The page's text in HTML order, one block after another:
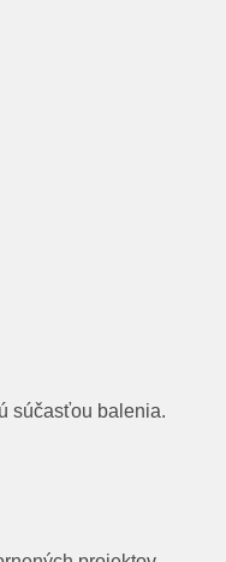
súčasťou balenia.